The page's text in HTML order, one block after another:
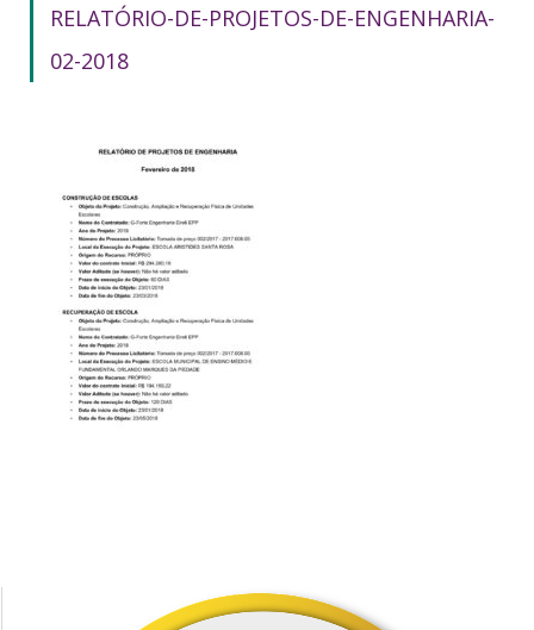
RELATÓRIO-DE-PROJETOS-DE-ENGENHARIA-
02-2018